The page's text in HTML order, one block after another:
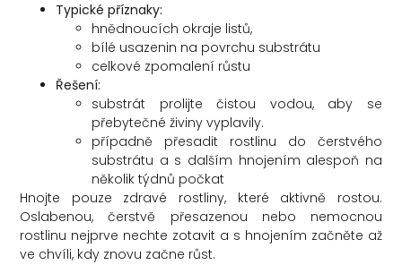
Typické příznaky:
hnědnoucích okraje listů,
bílé usazenin na povrchu substrátu
celkové zpomalení růstu
Řešení:
substrát prolijte čistou vodou, aby se
přebytečné živiny vyplavily.
případně přesadit rostlinu do čerstvého
substrátu a s dalším hnojením alespoň na
několik týdnů počkat
Hnojte pouze zdravé rostliny, které aktivně rostou.
Oslabenou, čerstvě přesazenou nebo nemocnou
rostlinu nejprve nechte zotavit a s hnojením začněte až
ve chvíli, kdy znovu začne růst.